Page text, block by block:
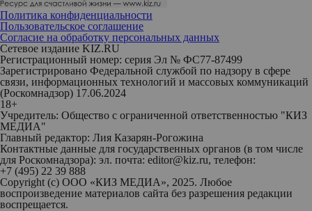
Политика конфиденциальности
Пользовательское соглашение
Согласие на обработку персональных данных
Сетевое издание KIZ.RU
Регистрационный номер: серия Эл № ФС77-87499
Зарегистрировано Федеральной службой по надзору в сфере
связи, информационных технологий и массовых коммуникаций
(Роскомнадзор) 17.06.2024
18+
Учредитель: Общество с ограниченной ответственностью "КИЗ
МЕДИА"
Главный редактор: Лия Казарян-Рогожина
Контактные данные для государственных органов (в том числе
для Роскомнадзора): эл. почта: editor@kiz.ru, телефон:
+7 (495) 22 39 888
Copyright (с) ООО «КИЗ МЕДИА», 2025. Любое
воспроизведение материалов сайта без разрешения редакции
воспрещается.